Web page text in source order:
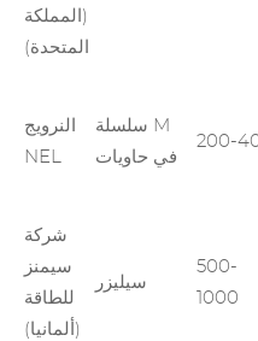
(المملكة
المتحدة)
النرويج
NEL
سلسلة M
في حاويات
200-
شركة
سيمنز
للطاقة
(ألمانيا)
سيليزر
500-
1000